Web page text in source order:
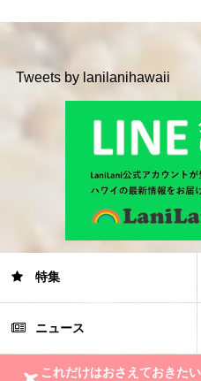
Tweets by lanilanihawaii
特集
ニュース
これだけはおさえておきたい